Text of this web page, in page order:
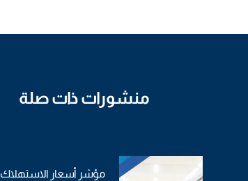
منشورات ذات صلة
مؤشر أسعار الاستهلاك